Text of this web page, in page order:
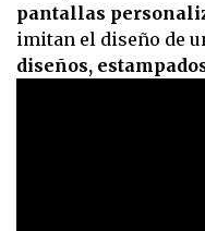
pantallas
imitan el diseño de
diseños,